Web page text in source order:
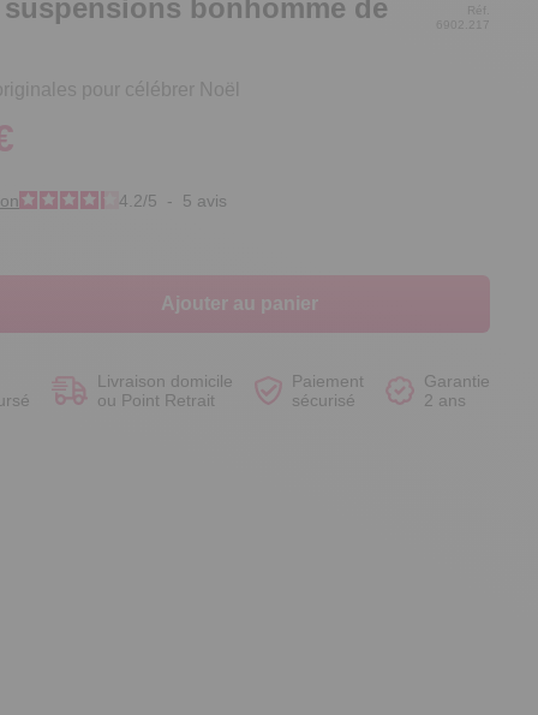
bonhomme de
pour célébrer Noël
Réf.
6902.217
4.2/5 - 5 avis
Ajouter au panier
Livraison domicile
ou Point Retrait
Paiement
sécurisé
Garantie
2 ans